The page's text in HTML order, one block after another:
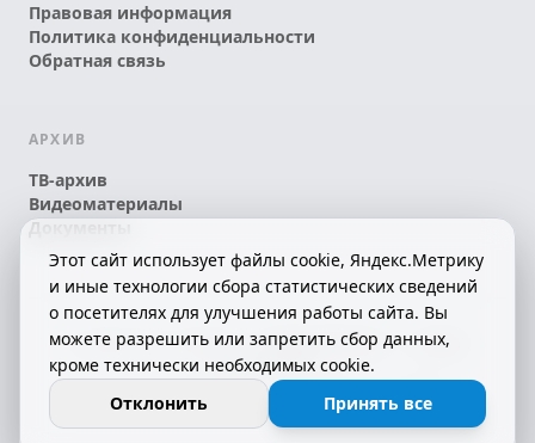
Правовая информация
Политика конфиденциальности
Обратная связь
АРХИВ
ТВ-архив
Видеоматериалы
Документы
© 2026 АО «КРТК» • КОМИ ЙÖЗЛЫ — КОМИ
ТЕЛЕКАНАЛ!
СДЕЛАНО С ЛЮБОВЬЮ К РЕСПУБЛИКЕ КОМИ
16+
Этот сайт использует файлы cookie, Яндекс.Метрику
и иные технологии сбора статистических сведений
о посетителях для улучшения работы сайта. Вы
можете разрешить или запретить сбор данных,
кроме технически необходимых cookie.
Отклонить
Принять все